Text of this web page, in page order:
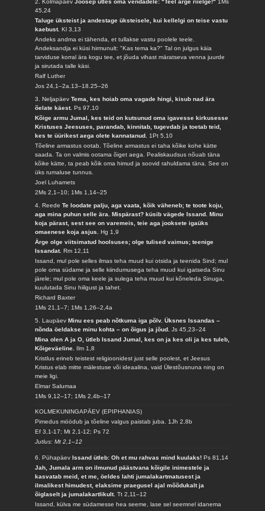
2. KolmapäevJoosep ütles oma vendadele: "Teel ärge riielge!" 1Ms
45,24
Taluge üksteist ja andestage üksteisele, kui kellelgi on teise vastu
kaebust.Kl 3,13
Andeks andma ei tähenda, et tullakse vastu poolele teele.
Andeksandja ei küsi hirmunult: "Kas tema ka?" Tal on julgus käia
tarviduse korral ära kogu tee, et jõuda vihast märatseva venna juurde
ja sirutada talle käsi.
Ralf Luther
Jos 24,1–2a.13–18.25–26
3. NeljapäevTema, kes hoiab oma vagade hingi, kisub nad ära
õelate käest.Ps 97,10
Kõige armu Jumal, kes teid on kutsunud oma igavesse kirkusesse
Kristuses Jeesuses, parandab, kinnitab, tugevdab ja toetab teid,
kes te üürikest aega olete kannatanud. 1Pt 5,10
Tõeline armastus ootab. Tõeline armastus ei taha kõike kohe kätte
saada. Ta on valmis ootama õiget aega. Pealiskaudsus nõuab täna
kõike kätte, ta peab kõik oma himud ja soovid rahuldama täna. See on
üks rumaluse tunnus.
Joel Luhamets
2Ms 2,1–10; 1Ms 1,14–25
4. ReedeTe loodate palju, aga vaata, kõik väheneb; te toote koju,
aga mina puhun selle ära. Mispärast? küsib vägede Issand. Minu
koja pärast, sest see on varemeis, teie aga jooksete igaüks
omaenese koja asjus.Hg 1,9
Ärge olge viitsimatud hoolsuses; olge tulised vaimus; teenige
Issandat.Rm 12,11
Issand, mul pole selles ilmas teha muud kui otsida ja teenida Sind; mul
pole oma südame ja selle kiindumusega teha muud kui igatseda Sinu
järele; mul pole oma keele ja sulega teha muud kui kõneleda Sinuga,
kuulutada Sinu hiilgust ja tahet.
Richard Baxter
1Ms 21,1–7; 1Ms 1,26–2,4a
5. LaupäevMinu ees peab nõtkuma iga põlv. Üksnes Issandas –
nõnda öeldakse minu kohta – on õigus ja jõud.Js 45,23–24
Mina olen A ja O, ütleb Issand Jumal, kes on ja kes oli ja kes tuleb,
Kõigeväeline. Ilm 1,8
Kristlus erineb teistest religioonidest just selle poolest, et Jeesus
Kristus elab mitte mälestuse või ideaalina, vaid Ülestõusnuna ning on
meie ligi.
Elmar Salumaa
1Ms 9,12–17; 1Ms 2,4b–17
KOLMEKUNINGAPÄEV (EPIPHANIAS)
Pimedus möödub ja tõeline valgus paistab juba. 1Jh 2,8b
Ef 3,1-17; Mt 2,1-12; Ps 72
Jutlus: Mt 2,1–12
6. PühapäevIssand ütleb: Oh et mu rahvas mind kuulaks!Ps 81,14
Jah, Jumala arm on ilmunud päästvana kõigile inimestele ja
kasvatab meid, et me, öeldes lahti jumalakartmatusest ja
ilmalikest himudest, elaksime praegusel ajal mõõdukalt ja
õiglaselt ja jumalakartlikult.Tt 2,11–12
Issand, külva me südamesse hea seeme, lase sel seemnel idanema